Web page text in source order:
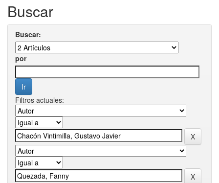
Buscar
Buscar:
por
Filtros actuales: